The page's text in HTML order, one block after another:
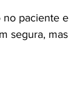
no paciente e
segura, mas